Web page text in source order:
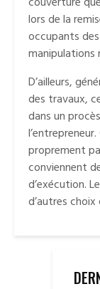
lors de la
occupants
manipulations
D’ailleurs,
des travaux,
dans un
proprement
conviennent
d’exécution.
d’autres